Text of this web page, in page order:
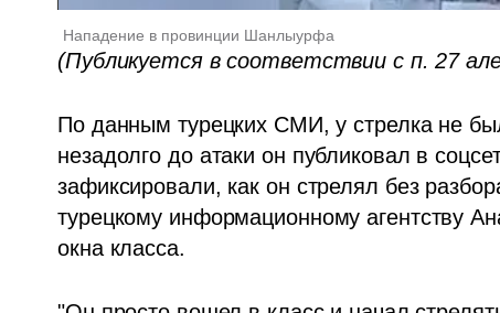
Нападение в провинции Шанлыурфа
(Публикуется в соответствии с п. 27
По данным турецких СМИ, у стрелка не
незадолго до атаки он публиковал в
зафиксировали, как он стрелял без
турецкому информационному агентству
окна класса.